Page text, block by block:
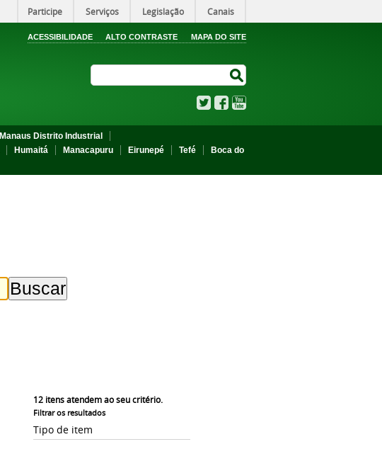
Participe Serviços Legislação Canais
ACESSIBILIDADE ALTO CONTRASTE MAPA DO SITE
TwitterFacebook
Manaus Distrito Industrial
Humaitá Manacapuru Eirunepé Tefé
Boca do
12itens atendem ao seu critério.
Filtrar os resultados
Tipo de item